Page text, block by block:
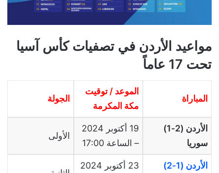
مواعيد الأردن في تصفيات كأس آسيا
تحت 17 عاماً
المباراة
الموعد / توقيت
مكة المكرمة
الجولة
الأردن (2-1)
سوريا
19 أكتوبر 2024
– الساعة 17:00
الأولى
الأردن (1-2)
23 أكتوبر 2024